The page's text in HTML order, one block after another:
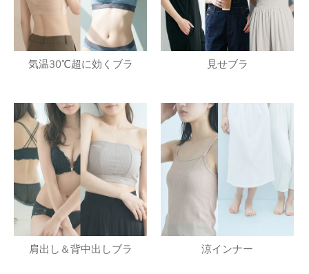
気温30℃超に効くブラ 見せブラ
肩出し＆背中出しブラ 涼インナー